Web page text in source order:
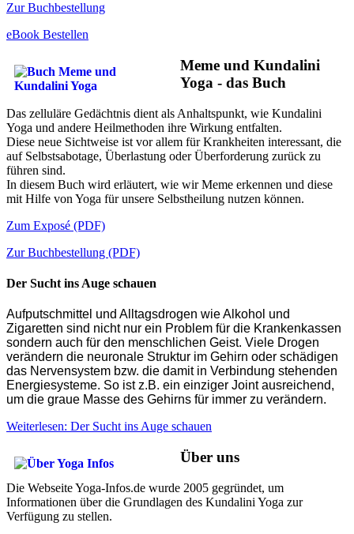
Zur Buchbestellung
eBook Bestellen
Meme und Kundalini
Yoga - das Buch
Das zelluläre Gedächtnis dient als Anhaltspunkt, wie Kundalini
Yoga und andere Heilmethoden ihre Wirkung entfalten.
Diese neue Sichtweise ist vor allem für Krankheiten interessant, die
auf Selbstsabotage, Überlastung oder Überforderung zurück zu
führen sind.
In diesem Buch wird erläutert, wie wir Meme erkennen und diese
mit Hilfe von Yoga für unsere Selbstheilung nutzen können.
Zum Exposé (PDF)
Zur Buchbestellung (PDF)
Der Sucht ins Auge schauen
Aufputschmittel und Alltagsdrogen wie Alkohol und
Zigaretten sind nicht nur ein Problem für die Krankenkassen
sondern auch für den menschlichen Geist. Viele Drogen
verändern die neuronale Struktur im Gehirn oder schädigen
das Nervensystem bzw. die damit in Verbindung stehenden
Energiesysteme. So ist z.B. ein einziger Joint ausreichend,
um die graue Masse des Gehirns für immer zu verändern.
Weiterlesen: Der Sucht ins Auge schauen
Über uns
Die Webseite Yoga-Infos.de wurde 2005 gegründet, um
Informationen über die Grundlagen des Kundalini Yoga zur
Verfügung zu stellen.